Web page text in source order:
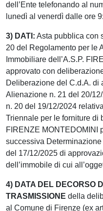
dell’Ente telefonando al
lunedì al venerdì dalle ore
3) DATI: Asta pubblica con
20 del Regolamento per le
Immobiliare dell’A.S.P.
approvato con
Deliberazione del C.d.A. di
Alienazione n. 21 del 20/
n. 20 del 19/12/2024
Triennale per le forniture di
FIRENZE MONTEDOMINI
successiva
del 17/12/2025 di
dell’immobile di cui
4) DATA DEL DECORSO
TRASMISSIONE della
al Comune di Firenze (ex